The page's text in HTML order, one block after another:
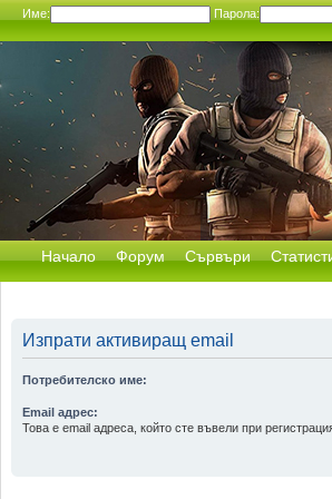
Име: Парола:
Начало Форум Сървъри
Изпрати активиращ email
Потребителско име:
Email адрес:
Това е email адреса, който сте въвели при